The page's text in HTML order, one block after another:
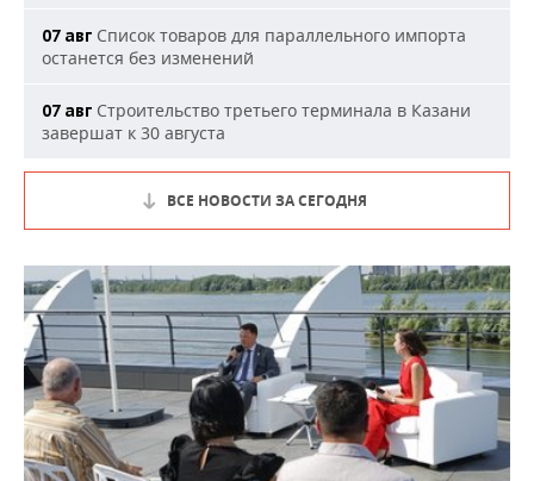
07 авг Список товаров для параллельного импорта
останется без изменений
07 авг Строительство третьего терминала в Казани
завершат к 30 августа
ВСЕ НОВОСТИ ЗА СЕГОДНЯ